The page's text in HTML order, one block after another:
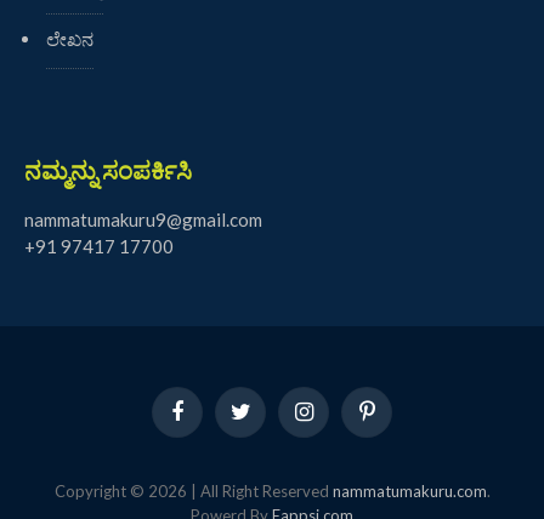
ಲೇಖನ
ನಮ್ಮನ್ನು ಸಂಪರ್ಕಿಸಿ
nammatumakuru9@gmail.com
+91 97417 17700
FacebookTwitter InstagramPinterest
Copyright © 2026 | All Right Reserved nammatumakuru.com.